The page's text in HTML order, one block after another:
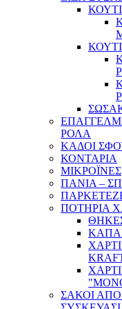
ΡΟΛΑ
ΚΑΔΟΙ
ΚΟΝΤΑΡΙΑ
ΜΙΚΡΟΪΝΕΣ
ΠΑΝΙΑ –
ΠΟΤΗΡΙΑ
ΣΑΚΟΙ